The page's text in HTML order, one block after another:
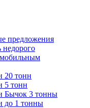
предложения
недорого
20 тонн
5 тонн
Бычок 3 тонны
до 1 тонны